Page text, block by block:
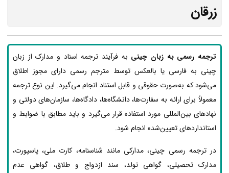
زرقان
ترجمه رسمی به زبان چینی به فرآیند ترجمه اسناد و مدارک از زبان
چینی به فارسی یا بالعکس توسط مترجم رسمی دارای مجوز اطلاق
می‌شود که به‌صورت حقوقی و قابل استناد انجام می‌گیرد. این نوع ترجمه
معمولاً برای ارائه به سفارت‌ها، دانشگاه‌ها، دادگاه‌ها، سازمان‌های دولتی و
نهادهای بین‌المللی مورد استفاده قرار می‌گیرد و باید مطابق با ضوابط و
استانداردهای تعیین‌شده انجام شود.
در ترجمه رسمی چینی، مدارکی مانند شناسنامه، کارت ملی، پاسپورت،
مدارک تحصیلی، گواهی تولد، سند ازدواج و طلاق، گواهی عدم